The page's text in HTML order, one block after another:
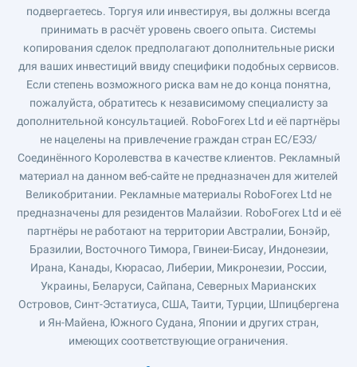
подвергаетесь. Торгуя или инвестируя, вы должны всегда
принимать в расчёт уровень своего опыта. Системы
копирования сделок предполагают дополнительные риски
для ваших инвестиций ввиду специфики подобных сервисов.
Если степень возможного риска вам не до конца понятна,
пожалуйста, обратитесь к независимому специалисту за
дополнительной консультацией. RoboForex Ltd и её партнёры
не нацелены на привлечение граждан стран ЕС/ЕЭЗ/
Соединённого Королевства в качестве клиентов. Рекламный
материал на данном веб-сайте не предназначен для жителей
Великобритании. Рекламные материалы RoboForex Ltd не
предназначены для резидентов Малайзии. RoboForex Ltd и её
партнёры не работают на территории Австралии, Бонэйр,
Бразилии, Восточного Тимора, Гвинеи-Бисау, Индонезии,
Ирана, Канады, Кюрасао, Либерии, Микронезии, России,
Украины, Беларуси, Сайпана, Северных Марианских
Островов, Синт-Эстатиуса, США, Таити, Турции, Шпицбергена
и Ян-Майена, Южного Судана, Японии и других стран,
имеющих соответствующие ограничения.